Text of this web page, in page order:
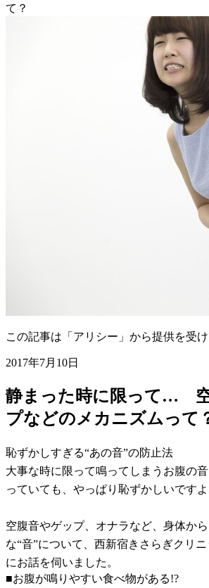
て？
この記事は「アリシー」から提供を受
2017年7月10日
静まった時に限って…
プなどのメカニズムって
恥ずかしすぎる“あの音”の防止法
大事な時に限って鳴ってしまうお腹の
っていても、やっぱり恥ずかしいですよ
空腹音やゲップ、オナラなど、身体か
な“音”について、西新宿きさらぎクリ
にお話を伺いました。
■お腹が鳴りやすい食べ物がある!?